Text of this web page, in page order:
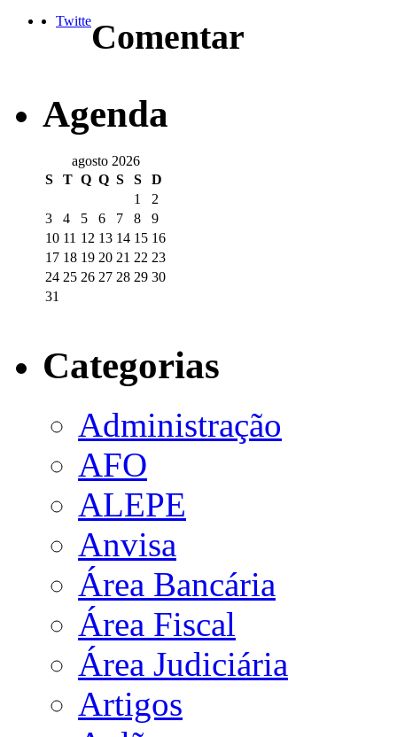
TwitteComentar
Agenda
agosto 2026
S
T Q Q S S
D
1
2
3
4 5 6 7 8
9
10 11 12 13 14 15 16
17 18 19 20 21 22 23
24 25 26 27 28 29 30
31
Categorias
Administração
AFO
ALEPE
Anvisa
Área Bancária
Área Fiscal
Área Judiciária
Artigos